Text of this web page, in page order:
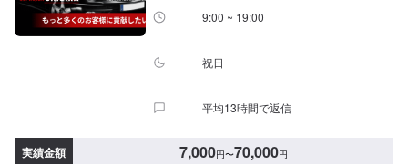
9:00 ~ 19:00
祝日
平均13時間で返信
実績金額 7,000円〜70,000円